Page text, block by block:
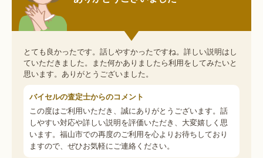
とても良かったです。話しやすかったですね。詳しい説明はし
ていただきました。また何かありましたら利用をしてみたいと
思います。ありがとうございました。
バイセルの査定士からのコメント
この度はご利用いただき、誠にありがとうございます。話
しやすい対応や詳しい説明を評価いただき、大変嬉しく思
います。福山市での再度のご利用を心よりお待ちしており
ますので、ぜひお気軽にご連絡ください。